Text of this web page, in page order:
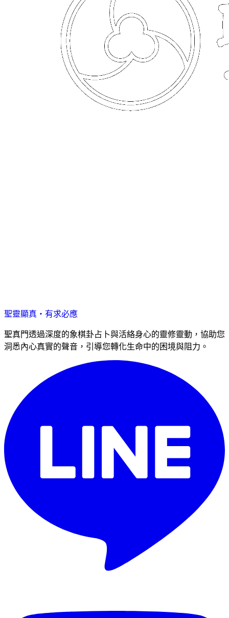
聖靈顯真・有求必應
聖真門透過深度的象棋卦占卜與活絡身心的靈修靈動，協助您
洞悉內心真實的聲音，引導您轉化生命中的困境與阻力。